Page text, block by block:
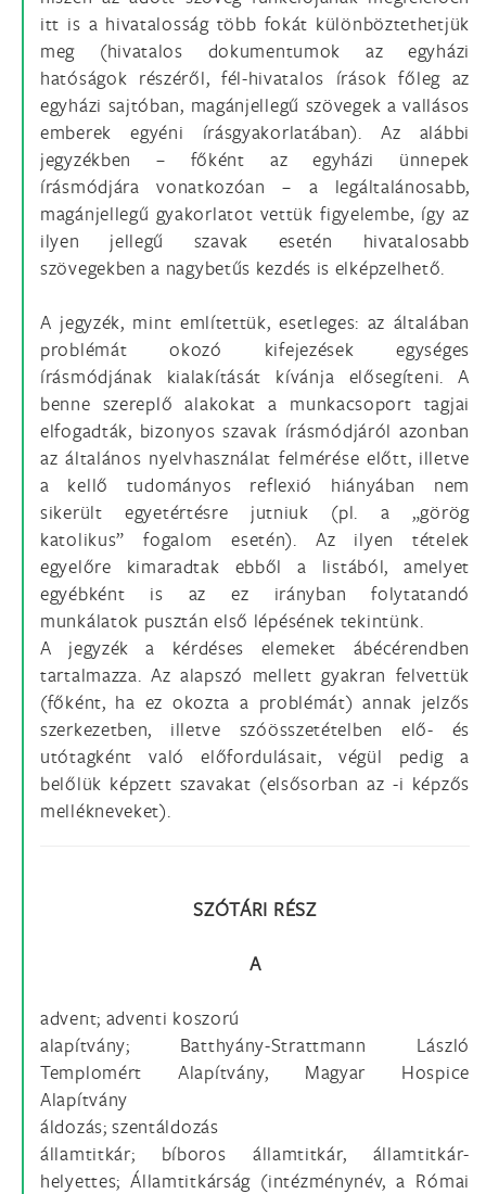
itt is a hivatalosság több fokát különböztethetjük
meg (hivatalos dokumentumok az egyházi
hatóságok részéről, fél-hivatalos írások főleg az
egyházi sajtóban, magánjellegű szövegek a vallásos
emberek egyéni írásgyakorlatában). Az alábbi
jegyzékben – főként az egyházi ünnepek
írásmódjára vonatkozóan – a legáltalánosabb,
magánjellegű gyakorlatot vettük figyelembe, így az
ilyen jellegű szavak esetén hivatalosabb
szövegekben a nagybetűs kezdés is elképzelhető.
A jegyzék, mint említettük, esetleges: az általában
problémát okozó kifejezések egységes
írásmódjának kialakítását kívánja elősegíteni. A
benne szereplő alakokat a munkacsoport tagjai
elfogadták, bizonyos szavak írásmódjáról azonban
az általános nyelvhasználat felmérése előtt, illetve
a kellő tudományos reflexió hiányában nem
sikerült egyetértésre jutniuk (pl. a „görög
katolikus” fogalom esetén). Az ilyen tételek
egyelőre kimaradtak ebből a listából, amelyet
egyébként is az ez irányban folytatandó
munkálatok pusztán első lépésének tekintünk.
A jegyzék a kérdéses elemeket ábécérendben
tartalmazza. Az alapszó mellett gyakran felvettük
(főként, ha ez okozta a problémát) annak jelzős
szerkezetben, illetve szóösszetételben elő- és
utótagként való előfordulásait, végül pedig a
belőlük képzett szavakat (elsősorban az -i képzős
mellékneveket).
SZÓTÁRI RÉSZ
A
advent; adventi koszorú
alapítvány; Batthyány-Strattmann László
Templomért Alapítvány, Magyar Hospice
Alapítvány
áldozás; szentáldozás
államtitkár; bíboros államtitkár, államtitkár-
helyettes; Államtitkárság (intézménynév, a Római